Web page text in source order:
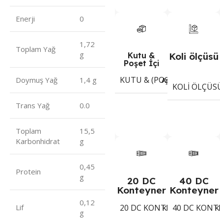
Enerji 0
Toplam Yağ
1,72
g
Doymuş Yağ 1,4 g
Trans Yağ 0.0
Toplam
Karbonhidrat
15,5
g
Protein
0,45
g
Lif
0,12
g
Kutu &
Poşet İçi
KUTU & (POŞET) İÇI ADET
Adet
Koli ölçüsü
KOLI
20 DC
Konteyner
20 DC KONTEYNER 796
Koli
40 DC
Konteyner
40 DC